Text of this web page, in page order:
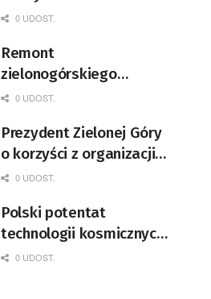
0 UDOST.
Remont
zielonogórskiego
deptaka zgodnie z
0 UDOST.
Prezydent Zielonej Góry
o korzyści z organizacji
mety Tour de Pologne
0 UDOST.
Polski potentat
technologii kosmicznych
wprowadzi się do Zielonej
0 UDOST.